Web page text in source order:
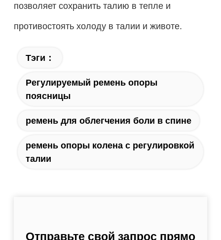
позволяет сохранить талию в тепле и
противостоять холоду в талии и животе.
Тэги：
Регулируемый ремень опоры
поясницы
ремень для облегчения боли в спине
ремень опоры колена с регулировкой
талии
Отправьте свой запрос прямо